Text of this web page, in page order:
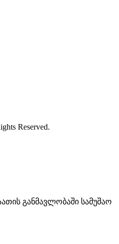
Reserved.
განმავლობაში სამუშაო